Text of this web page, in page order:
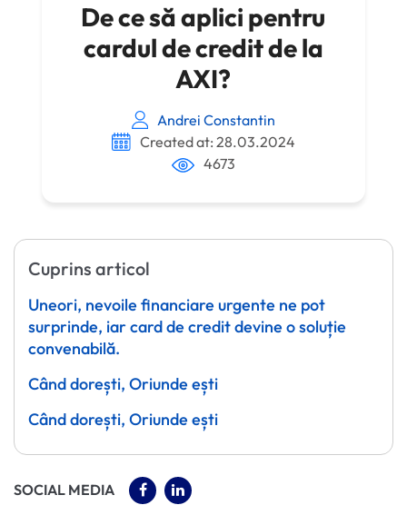
De ce să aplici pentru
cardul de credit de la
AXI?
Andrei Constantin
Created at: 28.03.2024
4673
Cuprins articol
Uneori, nevoile financiare urgente ne pot
surprinde, iar card de credit devine o soluție
convenabilă.
Când dorești, Oriunde ești
Când dorești, Oriunde ești
SOCIAL MEDIA (OPENS IN A NEW TAB)
(OPENS IN A NEW TAB)